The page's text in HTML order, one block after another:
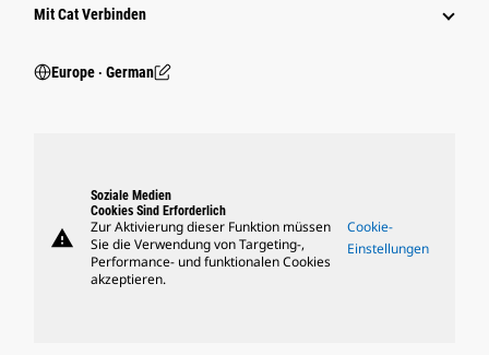
Mit Cat Verbinden
Europe ‧ German
warning
Soziale Medien
Cookies Sind Erforderlich
Zur Aktivierung dieser Funktion müssen
Sie die Verwendung von Targeting-,
Performance- und funktionalen Cookies
akzeptieren.
Cookie-
Einstellungen